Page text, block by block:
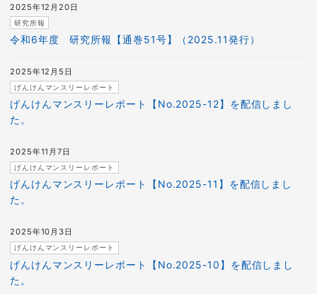
令和6年度 研究所報【通巻51号】（2025.11発行）
研究所報
2025年12月20日
げんけんマンスリーレポート【No.2025-12】を配信しまし
た。
げんけんマンスリーレポート
2025年12月5日
げんけんマンスリーレポート【No.2025-11】を配信しまし
た。
げんけんマンスリーレポート
2025年11月7日
げんけんマンスリーレポート【No.2025-10】を配信しまし
た。
げんけんマンスリーレポート
2025年10月3日